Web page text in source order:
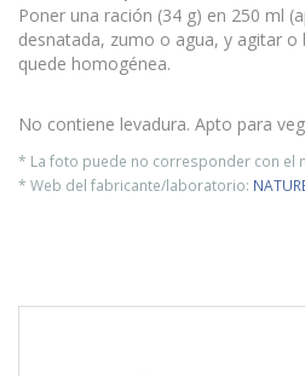
Poner una ración (34 g) en 250 ml
desnatada, zumo o agua, y agitar o
quede homogénea.
No contiene levadura. Apto para
* La foto puede no corresponder con el
* Web del fabricante/laboratorio: